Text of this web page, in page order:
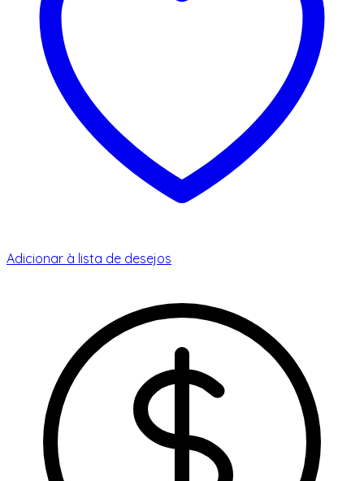
Adicionar à lista de desejos